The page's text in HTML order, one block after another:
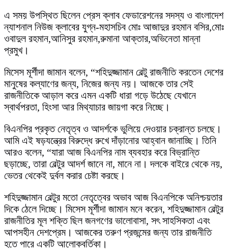
এ সময় উপস্থিত ছিলেন প্রেস ক্লাব ফেডারেশনের সদস্য ও বাংলাদেশ
ন্যাশনাল নিউজ ক্লাবের যুগ্ন-মহাসচিব মোঃ আজাদুর রহমান বসির,মোঃ
ওবাদুল রহমান,আনিসুর রহমান,রুমানা আক্তার,অভিনেতা মান্না
প্রমুখ।
মিসেস মূর্শীদা জামান বলেন, “শহিদুজ্জামান বেল্টু রাজনীতি করতেন দেশের
মানুষের কল্যাণের জন্য, নিজের জন্য নয়। আজকে তার সেই
রাজনীতিকে আড়াল করে এমন একটি ধারা গড়ে উঠেছে যেখানে
স্বার্থপরতা, হিংসা আর মিথ্যাচার জায়গা করে নিচ্ছে।
বিএনপির প্রকৃত নেতৃত্ব ও আদর্শকে ভুলিয়ে দেওয়ার চক্রান্ত চলছে।
আমি এই ষড়যন্ত্রের বিরুদ্ধে রুখে দাঁড়ানোর আহ্বান জানাচ্ছি। তিনি
আরও বলেন, “যারা আজ বিএনপির নাম ব্যবহার করে বিভ্রান্তি
ছড়াচ্ছে, তারা বেল্টুর আদর্শ জানে না, মানে না। দলকে বাইরে থেকে নয়,
ভেতর থেকেই দুর্বল করার চেষ্টা করছে।
শহিদুজ্জামান বেল্টুর মতো নেতৃত্বের অভাব আজ বিএনপিকে অনিশ্চয়তার
দিকে ঠেলে দিচ্ছে। মিসেস মূর্শীদা জামান মনে করেন, শহিদুজ্জামান বেল্টুর
রাজনীতির মূল শক্তি ছিল জনগণের ভালোবাসা, সৎ সাহসিকতা এবং
আপসহীন দেশপ্রেম। আজকের তরুণ প্রজন্মের জন্য তার রাজনীতি
হতে পারে একটি আলোকবর্তিকা।